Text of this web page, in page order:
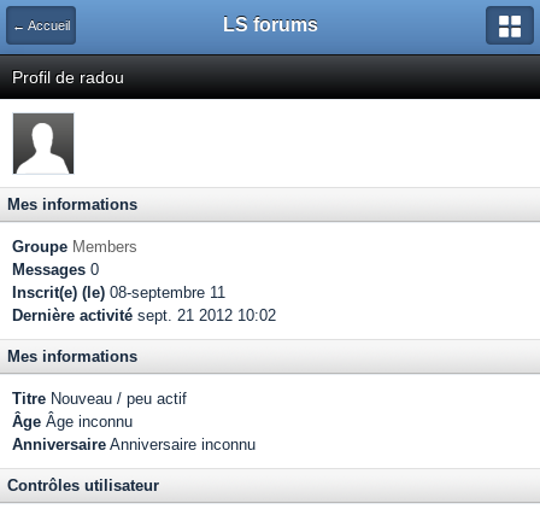
← Accueil LS forums
Profil de radou
Mes informations
Groupe Members
Messages 0
Inscrit(e) (le) 08-septembre 11
Dernière activité sept. 21 2012 10:02
Mes informations
Titre Nouveau / peu actif
Âge Âge inconnu
Anniversaire Anniversaire inconnu
Contrôles utilisateur